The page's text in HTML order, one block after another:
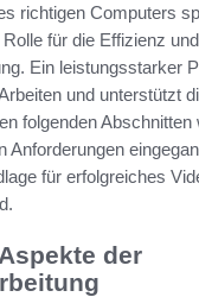
richtigen Computers
für die Effizienz
Ein leistungsstarker
und unterstützt
folgenden Abschnitten
Anforderungen
für erfolgreiches
der